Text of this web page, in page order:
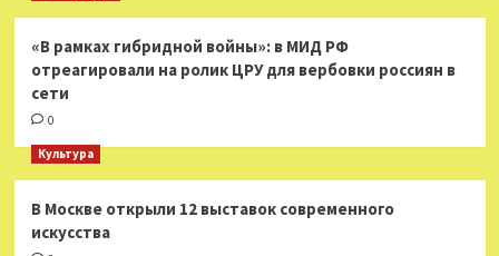
«В рамках гибридной войны»: в МИД РФ
отреагировали на ролик ЦРУ для вербовки россиян в
сети
0
Культура
В Москве открыли 12 выставок современного
искусства